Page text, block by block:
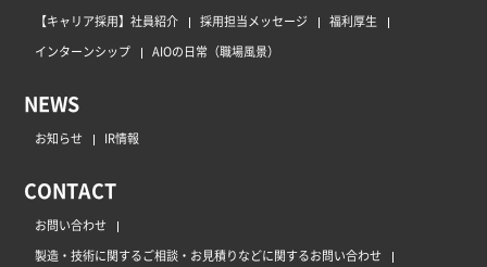
【キャリア採用】社員紹介
採用担当メッセージ
福利厚生
インターンシップ
AIOの日常（職場風景）
NEWS
お知らせ IR情報
CONTACT
お問い合わせ
製造・技術に関するご相談・お見積りなどに関するお問い合わせ